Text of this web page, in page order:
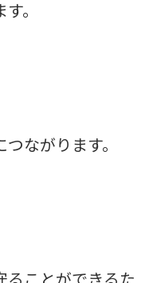
。
ながります。
ることができるた